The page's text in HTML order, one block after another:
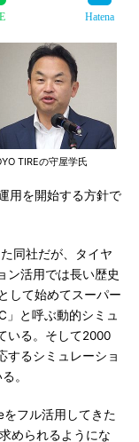
Hatena
TIREの守屋学氏
用を開始する方針で
同社だが、タイヤ
ン活用では長い歴史
して始めてスーパー
」と呼ぶ動的シミュ
いる。そして2000
するシミュレーショ
。
フル活用してきた
められるようにな